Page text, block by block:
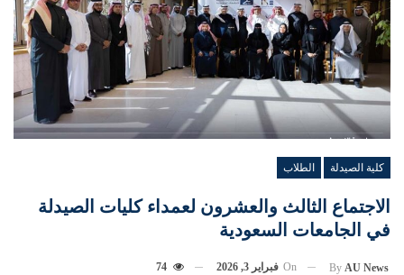
كلية الصيدلة الطلاب
الاجتماع الثالث والعشرون لعمداء كليات الصيدلة
في الجامعات السعودية
By AU News
On فبراير 3, 2026 74